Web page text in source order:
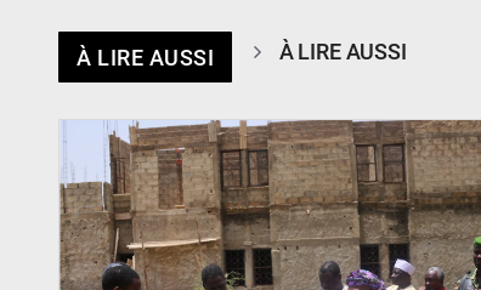
À LIRE AUSSI À LIRE AUSSI